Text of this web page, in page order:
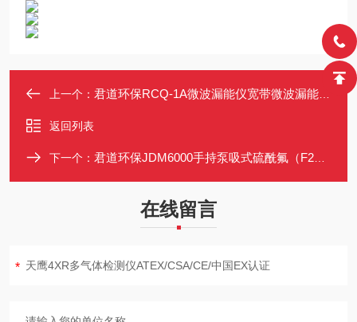
上一个： 君道环保RCQ-1A微波漏能仪宽带微波漏能检测仪范围915MHz-12.4GHz
返回列表
下一个： 君道环保JDM6000手持泵吸式硫酰氟（F2O2S）检测仪
在线留言